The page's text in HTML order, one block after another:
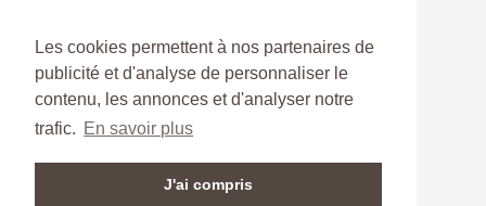
Les cookies permettent à nos partenaires de
publicité et d'analyse de personnaliser le
contenu, les annonces et d'analyser notre
trafic. En savoir plus
J'ai compris